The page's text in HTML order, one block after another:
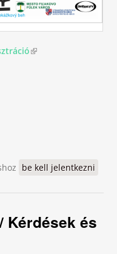
(link is external)
2018 tartalommal
be kell jelentkezni
Kérdések és